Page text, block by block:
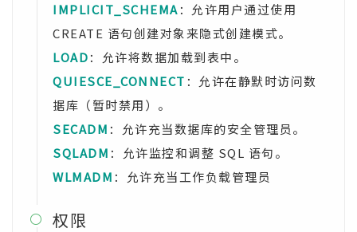
IMPLICIT_SCHEMA：允许用户通过使用
CREATE 语句创建对象来隐式创建模式。
LOAD：允许将数据加载到表中。
QUIESCE_CONNECT ：允许在静默时访问数
据库（暂时禁用）。
SECADM ：允许充当数据库的安全管理员。
SQLADM ：允许监控和调整 SQL 语句。
WLMADM ：允许充当工作负载管理员
 权限